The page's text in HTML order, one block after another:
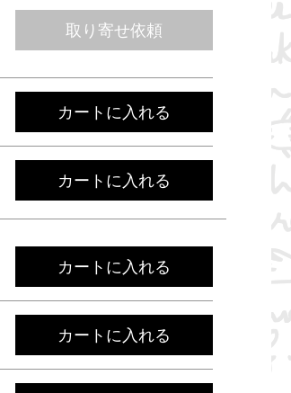
取り寄せ依頼
カートに入れる
カートに入れる
カートに入れる
カートに入れる